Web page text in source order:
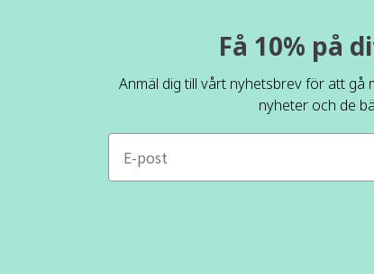
Få 10% på
Anmäl dig till vårt nyhetsbrev för att gå
nyheter och de
e-mail